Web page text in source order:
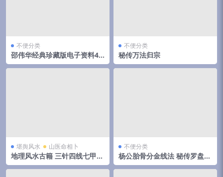
不便分类
邵伟华经典珍藏版电子资料42
部
不便分类
秘传万法归宗
堪舆风水 山医命相卜
地理风水古籍 三针四线七甲子
分金线法（上下册全）
不便分类
杨公胎骨分金线法 秘传罗盘天
机妙决 唐荣著.27页pdf 百度
云下载！